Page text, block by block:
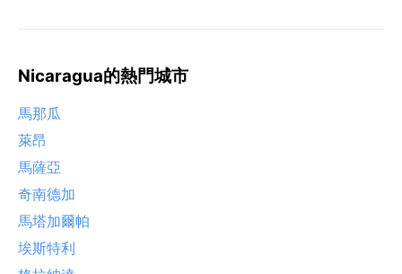
Nicaragua的熱門城市
馬那瓜
萊昂
馬薩亞
奇南德加
馬塔加爾帕
埃斯特利